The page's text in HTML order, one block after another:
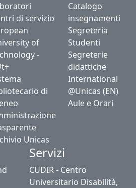
di servizio
of
-
di
Unicas
Catalogo
insegnamenti
Segreteria
Studenti
Segreterie
didattiche
International
@Unicas (EN)
Aule e Orari
Servizi
CUDIR - Centro
Universitario Disabilità,